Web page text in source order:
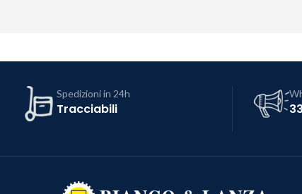
Spedizioni in 24h
Tracciabili